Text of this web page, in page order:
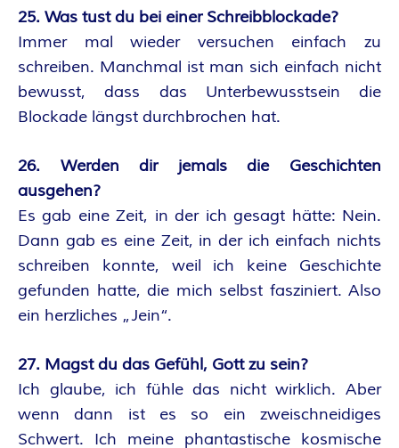
25. Was tust du bei einer Schreibblockade?
Immer mal wieder versuchen einfach zu
schreiben. Manchmal ist man sich einfach nicht
bewusst, dass das Unterbewusstsein die
Blockade längst durchbrochen hat.
26. Werden dir jemals die Geschichten
ausgehen?
Es gab eine Zeit, in der ich gesagt hätte: Nein.
Dann gab es eine Zeit, in der ich einfach nichts
schreiben konnte, weil ich keine Geschichte
gefunden hatte, die mich selbst fasziniert. Also
ein herzliches „Jein“.
27. Magst du das Gefühl, Gott zu sein?
Ich glaube, ich fühle das nicht wirklich. Aber
wenn dann ist es so ein zweischneidiges
Schwert. Ich meine phantastische kosmische